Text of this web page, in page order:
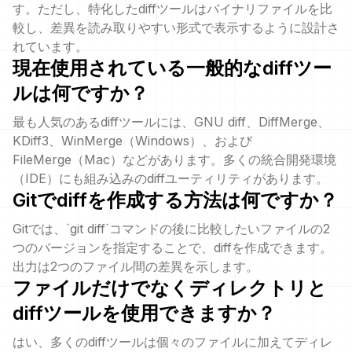
す。ただし、特化したdiffツールはバイナリファイルを比
較し、差異を読み取りやすい形式で表示するように設計さ
れています。
現在使用されている一般的なdiffツー
ルは何ですか？
最も人気のあるdiffツールには、GNU diff、DiffMerge、
KDiff3、WinMerge（Windows）、および
FileMerge（Mac）などがあります。多くの統合開発環境
（IDE）にも組み込みのdiffユーティリティがあります。
Gitでdiffを作成する方法は何ですか？
Gitでは、`git diff`コマンドの後に比較したいファイルの2
つのバージョンを指定することで、diffを作成できます。
出力は2つのファイル間の差異を示します。
ファイルだけでなくディレクトリと
diffツールを使用できますか？
はい、多くのdiffツールは個々のファイルに加えてディレ